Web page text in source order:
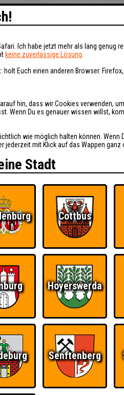
BUCHEN FAQ
Ich habe jetzt mehr als lang genug
keine zuverlässige Lösung
Euch einen anderen Browser.
hin, dass wir Cookies verwenden,
Wenn Du es genauer wissen willst,
wie möglich halten können. Wenn
mit Klick auf das Wappen ganz
Stadt
Cottbus
Hoyerswerda
Senftenberg